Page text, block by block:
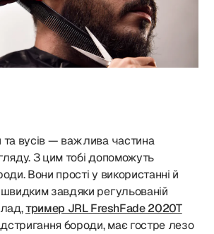
вусів — важлива частина
З цим тобі допоможуть
Вони прості у використанні й
завдяки регульованій
тример JRL FreshFade 2020T
бороди, має гостре лезо